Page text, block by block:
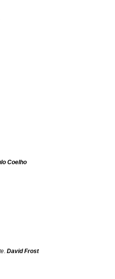
Coelho
. David Frost